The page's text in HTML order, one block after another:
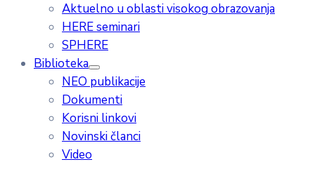
Aktuelno u oblasti visokog obrazovanja
HERE seminari
SPHERE
Biblioteka
NEO publikacije
Dokumenti
Korisni linkovi
Novinski članci
Video